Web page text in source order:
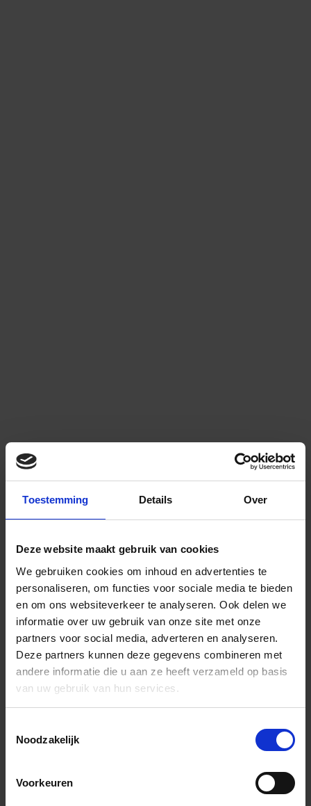
Toestemming Details Over
Deze website maakt gebruik van cookies
We gebruiken cookies om inhoud en advertenties te
personaliseren, om functies voor sociale media te bieden
en om ons websiteverkeer te analyseren. Ook delen we
informatie over uw gebruik van onze site met onze
partners voor social media, adverteren en analyseren.
Deze partners kunnen deze gegevens combineren met
andere informatie die u aan ze heeft verzameld op basis
van uw gebruik van hun services.
Noodzakelijk
Voorkeuren